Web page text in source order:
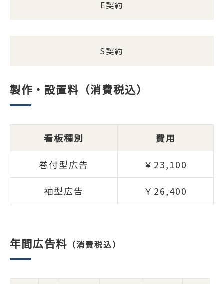
E契約
S契約
製作・設置料（消費税込）
看板種別 費用
巻付型広告 ￥23,100
袖型広告 ￥26,400
年間広告料 （消費税込）